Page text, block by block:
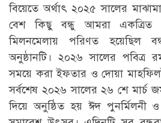
বিয়েতে অর্থাৎ ২০২৫ সালের
বেশ কিছু বন্ধু আমরা একত্রিত
মিলনমেলায় পরিণত হয়েছিল
অনুষ্ঠানটি। ২০২৬ সালের পবিত্র
সময়ে করা ইফতার ও দোয়া
সর্বশেষ ২০২৬ সালের ২৬ শে
দিয়ে অনুষ্ঠিত হয় ঈদ পুনর্মিলনী